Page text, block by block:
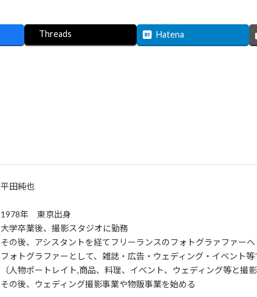
Threads Hatena
平田純也
1978年 東京出身
大学卒業後、撮影スタジオに勤務
その後、アシスタントを経てフリーランスのフォトグラァファーへ
フォトグラファーとして、雑誌・広告・ウェディング・イベント等
（人物ポートレイト,商品、料理、イベント、ウェディング等と撮
その後、ウェディング撮影事業や物販事業を始める